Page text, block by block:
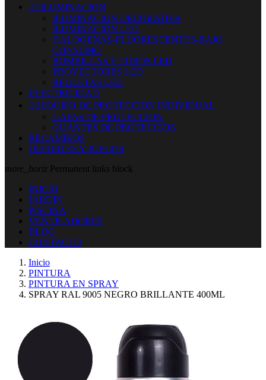
 ILUMINACION
ILUMINACION DECORATIVA
ILUMINACIÓN LED
HALOGENAS-FLUORESCENTES-BAJO
CONSUMO
BOMBILLAS Y TUBOS LED
PROYECTORES LED
REGLETAS LED
ELECTRICIDAD
 EQUIPO DE PROTECCION INDIVIDUAL
GAFAS DE PROTECCION
GUANTES DE PROTECCION
RECAMBIOS
DEPORTES Y JUEGOS
more_horiz Permanent links block
INICIO
JARDIN
PISCINA
VENTILADORES
BLOG
CONTACTO
Inicio
PINTURA
PINTURA EN SPRAY
SPRAY RAL 9005 NEGRO BRILLANTE 400ML